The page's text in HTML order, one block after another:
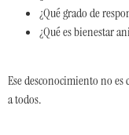
¿Qué grado de
¿Qué es bienestar
Ese desconocimiento no es
a todos.